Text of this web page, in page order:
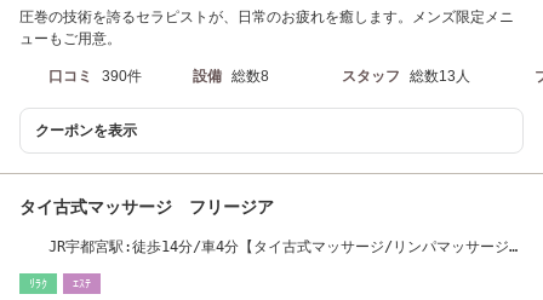
圧巻の技術を誇るセラピストが、日常のお疲れを癒します。メンズ限定メニ
ューもご用意。
口コミ 390件 設備 総数8 スタッフ 総数13人
クーポンを表示
タイ古式マッサージ フリージア
JR宇都宮駅:徒歩14分/車4分【タイ古式マッサージ/リンパマッサージオ
ﾘﾗｸ ｴｽﾃ